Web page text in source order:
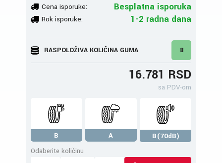
Cena isporuke: Besplatna isporuka
Rok isporuke: 1-2 radna dana
RASPOLOŽIVA KOLIČINA GUMA 8
16.781 RSD
sa PDV-om
B A
B(70dB)
Odaberite količinu